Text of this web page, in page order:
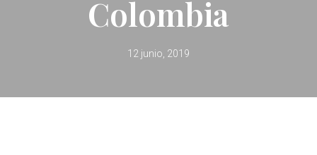
Colombia
12 junio, 2019